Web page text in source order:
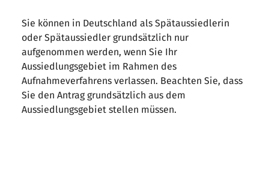
Sie können in Deutschland als Spätaussiedlerin
oder Spätaussiedler grundsätzlich nur
aufgenommen werden, wenn Sie Ihr
Aussiedlungsgebiet im Rahmen des
Aufnahmeverfahrens verlassen. Beachten Sie, dass
Sie den Antrag grundsätzlich aus dem
Aussiedlungsgebiet stellen müssen.